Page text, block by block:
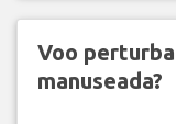
Voo
manuseada?